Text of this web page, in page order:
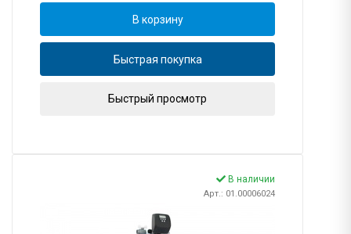
В корзину
Быстрая покупка
Быстрый просмотр
В наличии
Арт.: 01.00006024